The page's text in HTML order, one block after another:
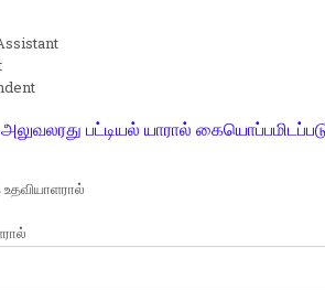
பட்டியல் யாரால்